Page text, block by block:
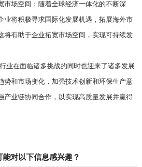
空间：随着全球经济一体化的不断深
业将积极寻求国际化发展机遇，拓展海外市
将有助于企业拓宽市场空间，实现可持续发
在面临诸多挑战的同时也迎来了诸多发展
势和市场变化，加强技术创新和环保生产意
产业链协同合作，以实现高质量发展并赢得
能对以下信息感兴趣？